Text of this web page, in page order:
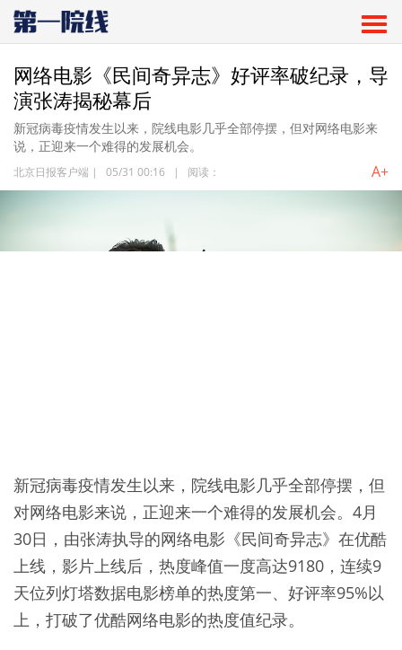
网络电影《民间奇异志》好评率破纪录，导
演张涛揭秘幕后
新冠病毒疫情发生以来，院线电影几乎全部停摆，但对网络电影来
说，正迎来一个难得的发展机会。
北京日报客户端 | 05/31 00:16 | 阅读： A+
新冠病毒疫情发生以来，院线电影几乎全部停摆，但
对网络电影来说，正迎来一个难得的发展机会。4月
30日，由张涛执导的网络电影《民间奇异志》在优酷
上线，影片上线后，热度峰值一度高达9180，连续9
天位列灯塔数据电影榜单的热度第一、好评率95%以
上，打破了优酷网络电影的热度值纪录。